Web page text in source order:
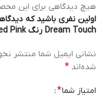
هیچ دیدگاهی برای این
اولین نفری باشید که
Dream Touch رنگ Tickled Pink”
نشانی ایمیل شما منتشر
شده‌اند *
امتیاز شما*